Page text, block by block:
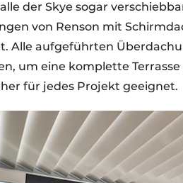
der Skye sogar
von Renson mit
Alle aufgeführten
um eine komplette
für jedes Projekt geeignet.